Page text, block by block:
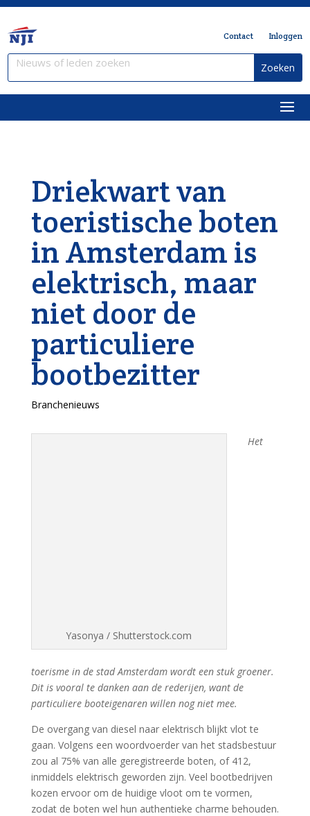
Contact Inloggen
Driekwart van
toeristische boten
in Amsterdam is
elektrisch, maar
niet door de
particuliere
bootbezitter
Branchenieuws
Yasonya / Shutterstock.com
Het
toerisme in de stad Amsterdam wordt een stuk groener.
Dit is vooral te danken aan de rederijen, want de
particuliere booteigenaren willen nog niet mee.
De overgang van diesel naar elektrisch blijkt vlot te
gaan. Volgens een woordvoerder van het stadsbestuur
zou al 75% van alle geregistreerde boten, of 412,
inmiddels elektrisch geworden zijn. Veel bootbedrijven
kozen ervoor om de huidige vloot om te vormen,
zodat de boten wel hun authentieke charme behouden.